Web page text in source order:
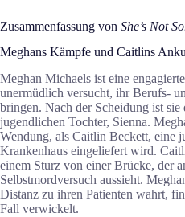
Zusammenfassung von She’s Not
Meghans Kämpfe und Caitlins
Meghan Michaels ist eine
unermüdlich versucht, ihr Berufs-
bringen. Nach der Scheidung ist
jugendlichen Tochter, Sienna.
Wendung, als Caitlin Beckett, eine
Krankenhaus eingeliefert wird.
einem Sturz von einer Brücke, der
Selbstmordversuch aussieht.
Distanz zu ihren Patienten wahrt,
Fall verwickelt.